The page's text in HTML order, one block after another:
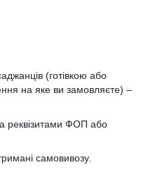
(готівкою або
на яке ви замовляєте) –
реквізитами ФОП або
самовивозу.